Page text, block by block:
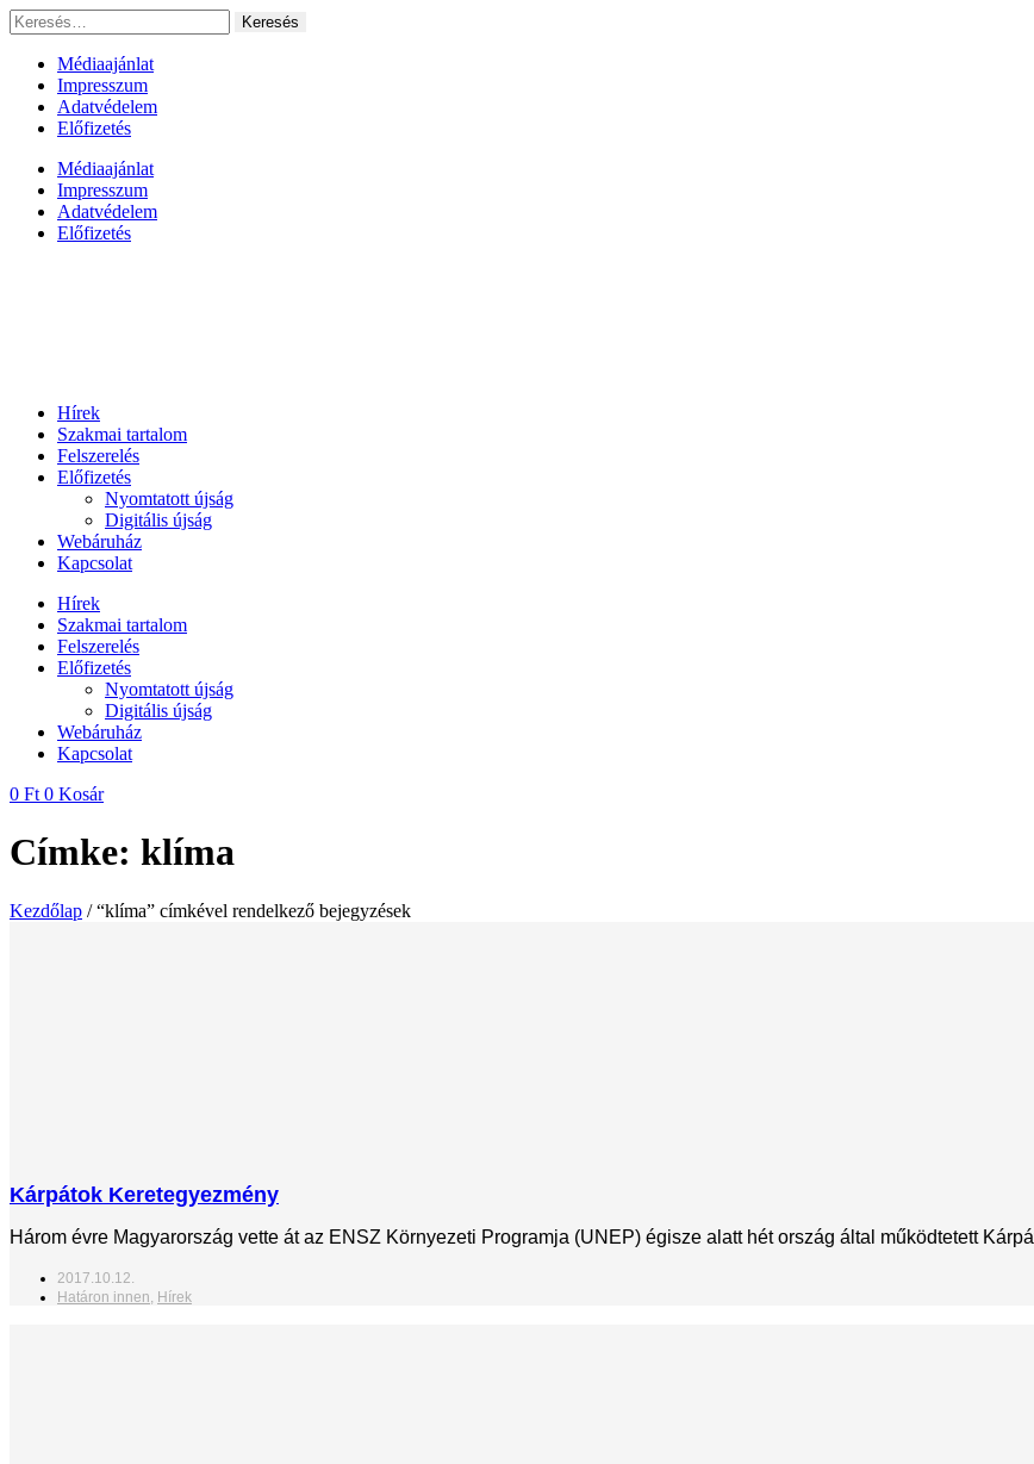
Ugrás
a
tartalomhoz
Keresés:
Médiaajánlat
Impresszum
Adatvédelem
Előfizetés
Médiaajánlat
Impresszum
Adatvédelem
Előfizetés
Hírek
Szakmai tartalom
Felszerelés
Előfizetés
Nyomtatott újság
Digitális újság
Webáruház
Kapcsolat
Hírek
Szakmai tartalom
Felszerelés
Előfizetés
Nyomtatott újság
Digitális újság
Webáruház
Kapcsolat
0 Ft 0 Kosár
Címke: klíma
Kezdőlap / “klíma” címkével rendelkező bejegyzések
Kárpátok Keretegyezmény
Három évre Magyarország vette át az ENSZ Környezeti Programja (UNEP) égisze alatt hét ország által működtetett
2017.10.12.
Határon innen, Hírek